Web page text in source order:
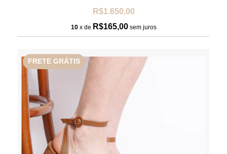
R$1.650,00
10 x de R$165,00 sem juros
FRETE GRÁTIS